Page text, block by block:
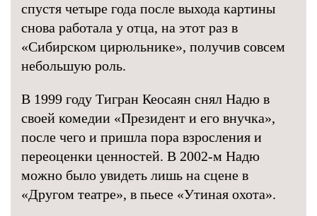
спустя четыре года после выхода картины
снова работала у отца, на этот раз в
«Сибирском цирюльнике», получив совсем
небольшую роль.
В 1999 году Тигран Кеосаян снял Надю в
своей комедии «Президент и его внучка»,
после чего и пришла пора взросления и
переоценки ценностей. В 2002-м Надю
можно было увидеть лишь на сцене в
«Другом театре», в пьесе «Утиная охота».